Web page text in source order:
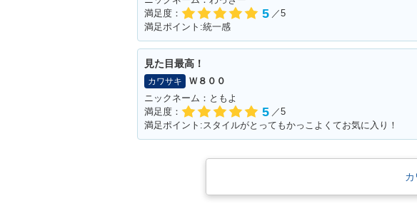
満足度：
5 ／5
満足ポイント:統一感
見た目最高！
カワサキ
Ｗ８００
ニックネーム：ともよ
満足度：
5 ／5
満足ポイント:スタイルがとってもかっこよくてお気に入り！